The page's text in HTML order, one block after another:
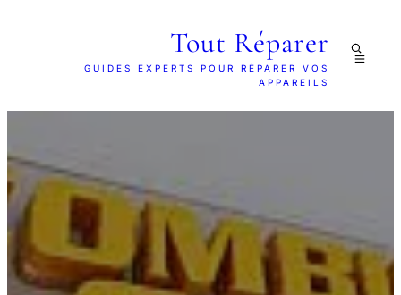
Tout Réparer
GUIDES EXPERTS POUR RÉPARER VOS
APPAREILS